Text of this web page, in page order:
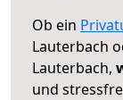
Ob ein
Lauterbach
Lauterbach,
und